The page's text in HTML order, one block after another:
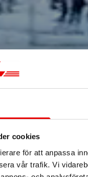
cookies
för att anpassa
vår trafik. Vi